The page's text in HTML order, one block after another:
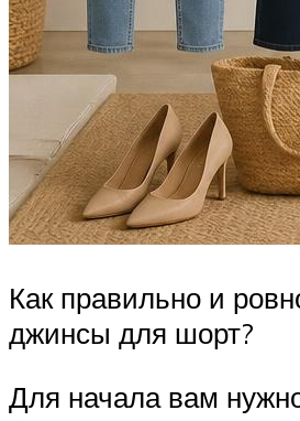
Как правильно и
джинсы для шорт?
Для начала вам